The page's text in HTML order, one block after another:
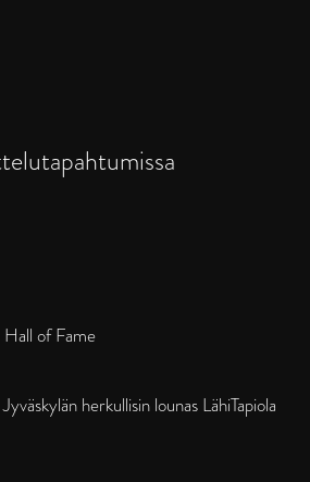
of Fame
herkullisin lounas LähiTapiola